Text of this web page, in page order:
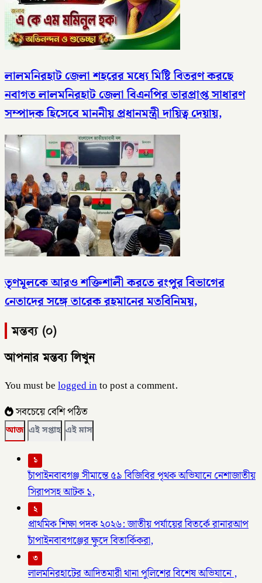
লালমনিরহাট জেলা শহরের মধ্যে মিষ্টি বিতরণ করছে
নবাগত লালমনিরহাট জেলা বিএনপির ভারপ্রাপ্ত সাধারণ
সম্পাদক হিসেবে মাননীয় প্রধানমন্ত্রী দায়িত্ব দেয়ায়,
তৃণমূলকে আরও শক্তিশালী করতে রংপুর বিভাগের
নেতাদের সঙ্গে তারেক রহমানের মতবিনিময়,
মন্তব্য (০)
আপনার মন্তব্য লিখুন
You must belogged into post a comment.
সবচেয়ে বেশি পঠিত
আজ এই সপ্তাহ এই মাস
১
চাঁপাইনবাবগঞ্জ সীমান্তে ৫৯ বিজিবির পৃথক অভিযানে নেশাজাতীয়
সিরাপসহ আটক ১,
২
প্রাথমিক শিক্ষা পদক ২০২৬: জাতীয় পর্যায়ের বিতর্কে রানারআপ
চাঁপাইনবাবগঞ্জের ক্ষুদে বিতার্কিকরা,
৩
লালমনিরহাটের আদিতমারী থানা পুলিশের বিশেষ অভিযানে ,